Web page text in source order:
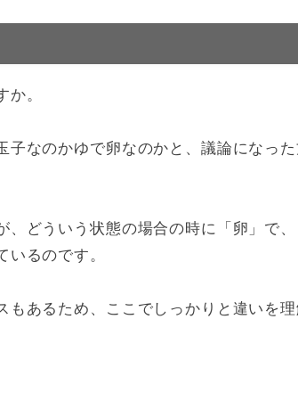
か。
なのかゆで卵なのかと、議論になっ
どういう状態の場合の時に「卵」で
るのです。
あるため、ここでしっかりと違いを理